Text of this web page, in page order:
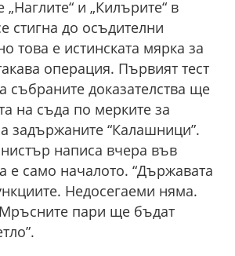
и „Килърите“ в
стигна до осъдителни
това е истинската мярка за
операция. Първият тест
събраните доказателства ще
на съда по мерките за
задържаните “Калашници”.
написа вчера във
е само началото. “Държавата
Недосегаеми няма.
пари ще бъдат